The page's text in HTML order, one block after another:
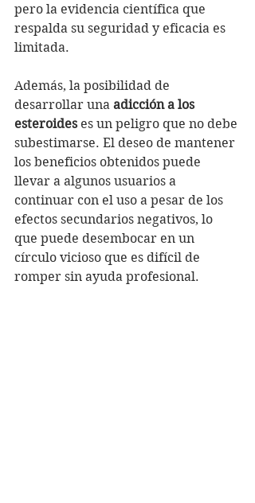
pero la evidencia científica que
respalda su seguridad y eficacia es
limitada.
Además, la posibilidad de
desarrollar una adicción a los
esteroides es un peligro que no debe
subestimarse. El deseo de mantener
los beneficios obtenidos puede
llevar a algunos usuarios a
continuar con el uso a pesar de los
efectos secundarios negativos, lo
que puede desembocar en un
círculo vicioso que es difícil de
romper sin ayuda profesional.